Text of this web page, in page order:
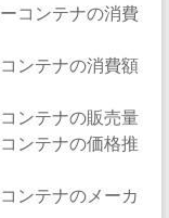
コンテナの消費
ンテナの消費額
ンテナの販売量
ンテナの価格推
ンテナのメーカ